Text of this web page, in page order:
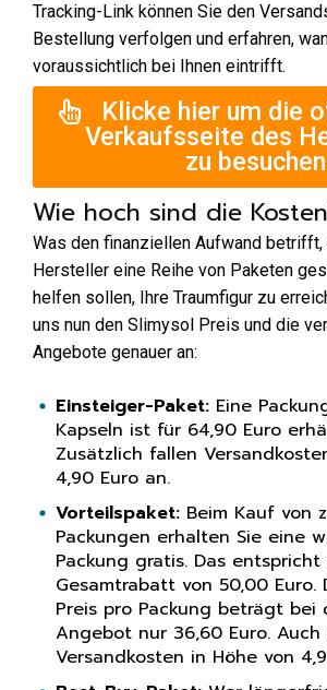
Tracking-Link können Sie den
Bestellung verfolgen und erfahren,
voraussichtlich bei Ihnen eintrifft.
Klicke hier um die
Verkaufsseite des
zu besuchen
Wie hoch sind die
Was den finanziellen Aufwand betrifft,
Hersteller eine Reihe von Paketen
helfen sollen, Ihre Traumfigur zu
uns nun den Slimysol Preis und die
Angebote genauer an:
Einsteiger-Paket: Eine
Kapseln ist für 64,90 Euro
Zusätzlich fallen
4,90 Euro an.
Vorteilspaket: Beim Kauf von
Packungen erhalten Sie eine
Packung gratis. Das entspricht
Gesamtrabatt von 50,00 Euro.
Preis pro Packung beträgt bei
Angebot nur 36,60 Euro.
Versandkosten in Höhe von